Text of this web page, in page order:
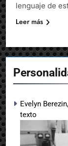
Evelyn
texto
lenguaje de
Leer más